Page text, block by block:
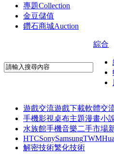
專題Collection
金豆儲值
鑽石商城Auction
綜合
遊戲交流遊戲下載軟體交
手機影視桌布主題漫畫小
水族館手機音樂二手市場
HTCSonySamsungTWM
解密技術繁化技術